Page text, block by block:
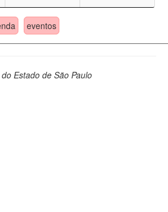
eventos
Estado de São Paulo